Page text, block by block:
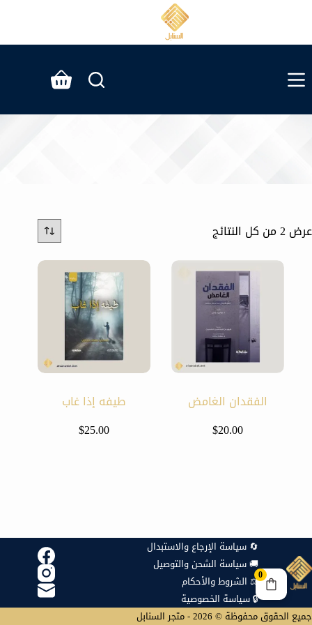
عربة
التسوق
عرض ⁦2⁩ من كل النتائج
الفقدان الغامض
$20.00
طيفه إذا غاب
$25.00
🔄 سياسة الإرجاع والاستبدال
🚚 سياسة الشحن والتوصيل
⚖️ الشروط والأحكام
🔒 سياسة الخصوصية
جميع الحقوق محفوظة © 2026 - متجر السنابل
0